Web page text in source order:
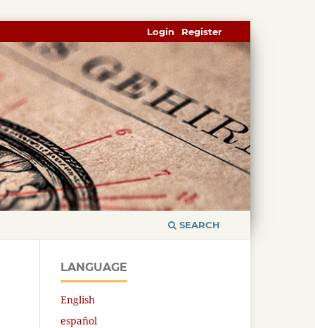
SEARCH
Register
Login
LANGUAGE
English
español